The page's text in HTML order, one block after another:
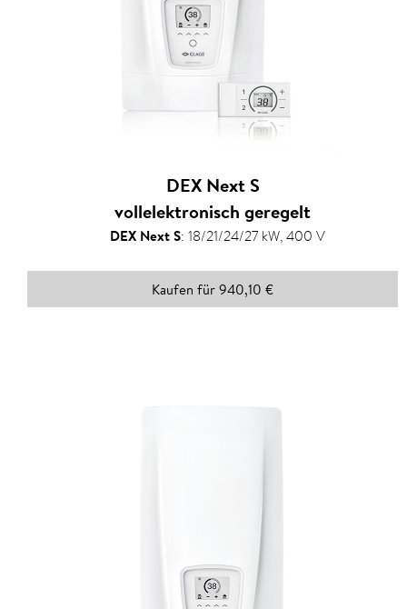
DEX Next S
vollelektronisch geregelt
DEX Next S: 18/21/24/27 kW, 400 V
Kaufen für 940,10 €